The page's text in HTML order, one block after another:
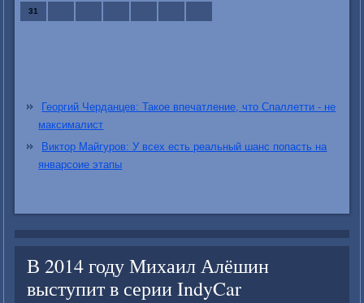
31
Георгий Черданцев: Такое впечатление, что Спаллетти - не
максималист
Виктор Майгуров: У всех есть реальный шанс попасть на
январсоие этапы
В 2014 году Михаил Алёшин
выступит в серии IndyCar